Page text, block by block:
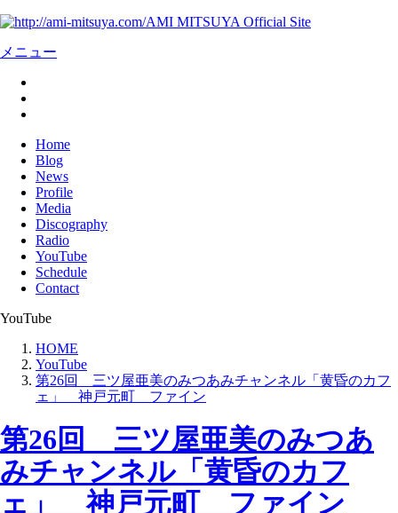
AMI MITSUYA Official Site
メニュー
Home
Blog
News
Profile
Media
Discography
Radio
YouTube
Schedule
Contact
YouTube
HOME
YouTube
第26回 三ツ屋亜美のみつあみチャンネル「黄昏のカフ
ェ」 神戸元町 ファイン
第26回 三ツ屋亜美のみつあ
みチャンネル「黄昏のカフ
ェ」 神戸元町 ファイン